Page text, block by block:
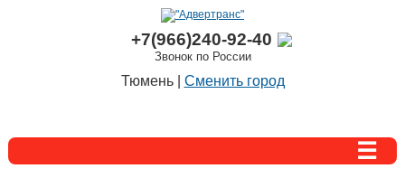
+7(966)240-92-40
Звонок по России
Тюмень | Сменить город